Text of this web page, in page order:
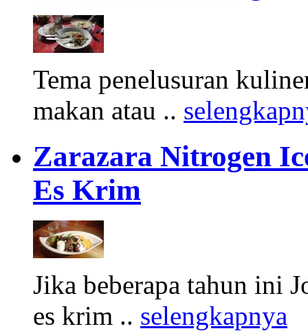
Tema penelusuran
makan atau ..
Zarazara Nitrogen
Es Krim
Jika beberapa tahun ini
es krim .. selengkapnya